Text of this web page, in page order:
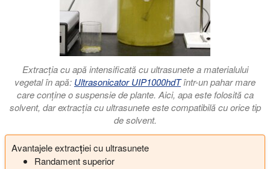
Extracția cu apă intensificată cu ultrasunete a materialului
vegetal în apă: Ultrasonicator UIP1000hdTîntr-un pahar mare
care conține o suspensie de plante. Aici, apa este folosită ca
solvent, dar extracția cu ultrasunete este compatibilă cu orice tip
de solvent.
Avantajele extracției cu ultrasunete
Randament superior